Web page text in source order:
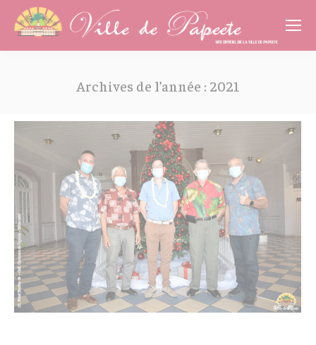
Archives de l’année : 2021
Cookies management panel